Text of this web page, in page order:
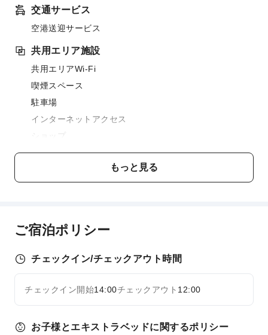
交通サービス
空港送迎サービス
共用エリア施設
共用エリアWi-Fi
喫煙スペース
駐車場
インターネットアクセス
ショップ
もっと見る
ご宿泊ポリシー
チェックイン/チェックアウト時間
チェックイン開始14:00チェックアウト 12:00
お子様とエキストラベッドに関するポリシー